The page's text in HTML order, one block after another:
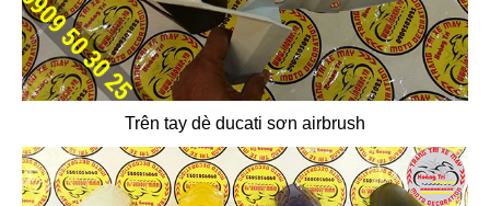
Trên tay dè ducati sơn airbrush